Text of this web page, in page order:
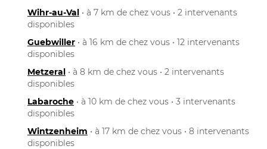
Wihr-au-Val • à 7 km de chez vous • 2 intervenants
disponibles
Guebwiller • à 16 km de chez vous • 12 intervenants
disponibles
Metzeral • à 8 km de chez vous • 2 intervenants
disponibles
Labaroche • à 10 km de chez vous • 3 intervenants
disponibles
Wintzenheim • à 17 km de chez vous • 8 intervenants
disponibles